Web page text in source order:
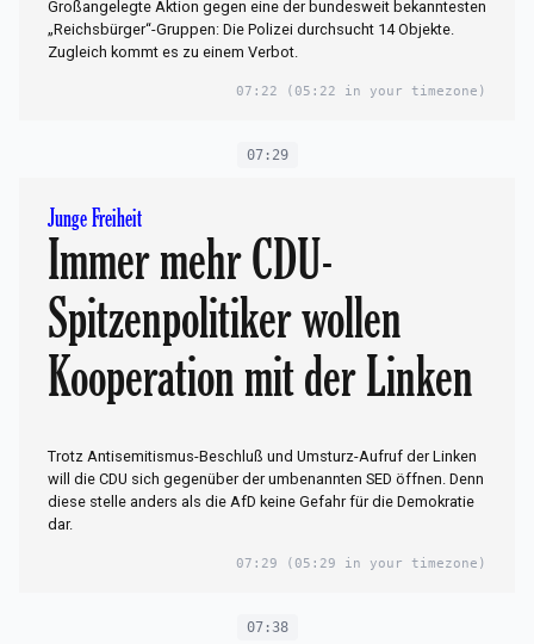
Großangelegte Aktion gegen eine der bundesweit bekanntesten
„Reichsbürger“-Gruppen: Die Polizei durchsucht 14 Objekte.
Zugleich kommt es zu einem Verbot.
07:22 (05:22 in your timezone)
07:29
Junge Freiheit
Immer mehr CDU-
Spitzenpolitiker wollen
Kooperation mit der Linken
Trotz Antisemitismus-Beschluß und Umsturz-Aufruf der Linken
will die CDU sich gegenüber der umbenannten SED öffnen. Denn
diese stelle anders als die AfD keine Gefahr für die Demokratie
dar.
07:29 (05:29 in your timezone)
07:38